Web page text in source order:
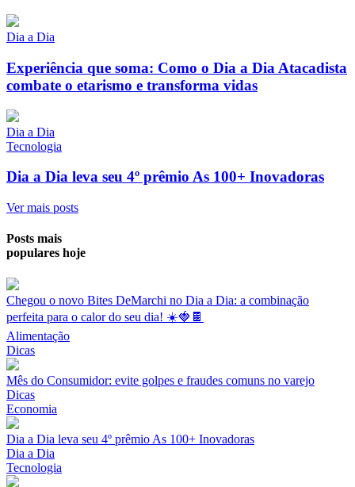
Dia a Dia
Experiência que soma: Como o Dia a Dia Atacadista
combate o etarismo e transforma vidas
Dia a Dia
Tecnologia
Dia a Dia leva seu 4º prêmio As 100+ Inovadoras
Ver mais posts
Posts mais
populares hoje
Chegou o novo Bites DeMarchi no Dia a Dia: a combinação
perfeita para o calor do seu dia! ☀️🍓🍫
Alimentação
Dicas
Mês do Consumidor: evite golpes e fraudes comuns no varejo
Dicas
Economia
Dia a Dia leva seu 4º prêmio As 100+ Inovadoras
Dia a Dia
Tecnologia